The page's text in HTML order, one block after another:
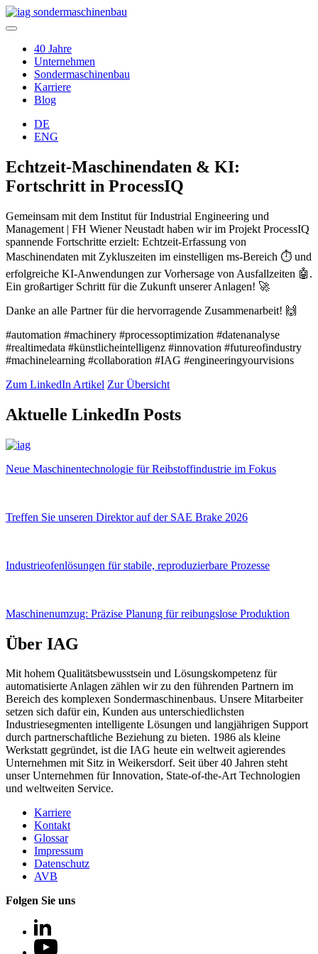
40 Jahre
Unternehmen
Sondermaschinenbau
Karriere
Blog
DE
ENG
Echtzeit-Maschinendaten & KI:
Fortschritt in ProcessIQ
Gemeinsam mit dem Institut für Industrial Engineering und
Management | FH Wiener Neustadt haben wir im Projekt ProcessIQ
spannende Fortschritte erzielt: Echtzeit-Erfassung von
Maschinendaten mit Zykluszeiten im einstelligen ms-Bereich ⏱️ und
erfolgreiche KI-Anwendungen zur Vorhersage von Ausfallzeiten 🤖.
Ein großartiger Schritt für die Zukunft unserer Anlagen! 🚀
Danke an alle Partner für die hervorragende Zusammenarbeit! 🙌
#automation #machinery #processoptimization #datenanalyse
#realtimedata #künstlicheintelligenz #innovation #futureofindustry
#machinelearning #collaboration #IAG #engineeringyourvisions
Zum LinkedIn Artikel Zur Übersicht
Aktuelle LinkedIn Posts
Neue Maschinentechnologie für Reibstoffindustrie im Fokus
Treffen Sie unseren Direktor auf der SAE Brake 2026
Industrieofenlösungen für stabile, reproduzierbare Prozesse
Maschinenumzug: Präzise Planung für reibungslose Produktion
Über IAG
Mit hohem Qualitätsbewusstsein und Lösungskompetenz für
automatisierte Anlagen zählen wir zu den führenden Partnern im
Bereich des komplexen Sondermaschinenbaus. Unsere Mitarbeiter
setzen sich dafür ein, Kunden aus unterschiedlichsten
Industriesegmenten intelligente Lösungen und langjährigen Support
durch partnerschaftliche Beziehung zu bieten. 1986 als kleine
Werkstatt gegründet, ist die IAG heute ein weltweit agierendes
Unternehmen mit Sitz in Weikersdorf. Seit über 40 Jahren steht
unser Unternehmen für Innovation, State-of-the-Art Technologien
und weltweiten Service.
Karriere
Kontakt
Glossar
Impressum
Datenschutz
AVB
Folgen Sie uns